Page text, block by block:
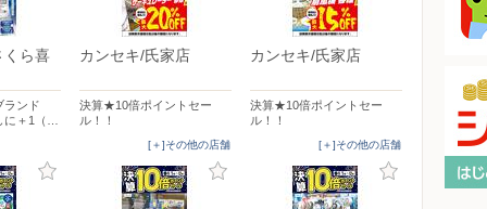
くら喜
ランド
に＋1（…
カンセキ/氏家店
決算★10倍ポイントセー
ル！！
[＋]その他の店舗
カンセキ/氏家店
決算★10倍ポイントセー
ル！！
[＋]その他の店舗